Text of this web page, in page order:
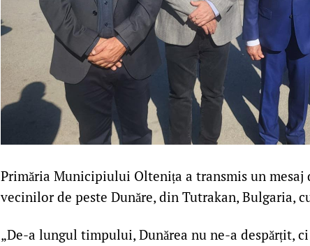
Primăria Municipiului Oltenița a transmis un
vecinilor de peste Dunăre, din Tutrakan, Bulgaria,
„De-a lungul timpului, Dunărea nu ne-a despărțit,